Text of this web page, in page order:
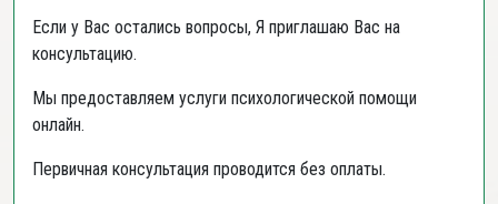
Если у Вас остались вопросы, Я приглашаю Вас на
консультацию.
Мы предоставляем услуги психологической помощи
онлайн.
Первичная консультация проводится без оплаты.